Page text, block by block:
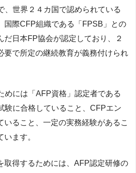
、世界２４カ国で認められている
国際CFP組織である「FPSB」との
だ日本FP協会が認定しており、２
要で所定の継続教育が義務付けられ
めには「AFP資格」認定者である
験に合格していること、CFPエン
いること、一定の実務経験があるこ
ます。
取得するためには、AFP認定研修の